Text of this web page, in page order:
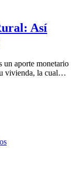
Así
un aporte monetario
vivienda, la cual…